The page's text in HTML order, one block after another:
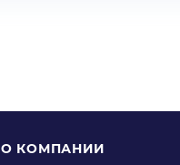
О КОМПАНИИ